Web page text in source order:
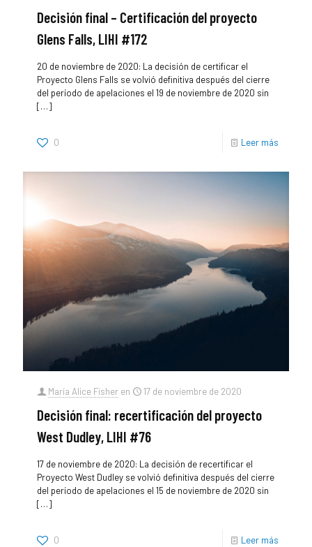
Decisión final – Certificación del proyecto
Glens Falls, LIHI #172
20 de noviembre de 2020: La decisión de certificar el
Proyecto Glens Falls se volvió definitiva después del cierre
del período de apelaciones el 19 de noviembre de 2020 sin
[…]
0 Leer más
María Alice Fisher en 17 de noviembre de 2020
Decisión final: recertificación del proyecto
West Dudley, LIHI #76
17 de noviembre de 2020: La decisión de recertificar el
Proyecto West Dudley se volvió definitiva después del cierre
del período de apelaciones el 15 de noviembre de 2020 sin
[…]
0 Leer más